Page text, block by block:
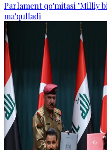
Parlament qo'mitasi "Milliy
ma'qulladi